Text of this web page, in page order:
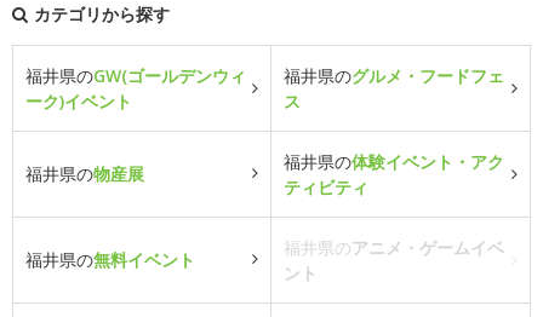
カテゴリから探す
福井県のGW(ゴールデンウィ
ーク)イベント
福井県のグルメ・フードフェ
ス
福井県の物産展
福井県の体験イベント・アク
ティビティ
福井県の無料イベント
福井県のアニメ・ゲームイベ
ント